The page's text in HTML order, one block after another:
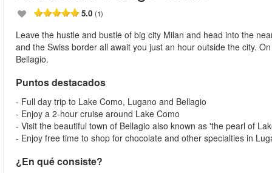
5.0 (1)
Leave the hustle and bustle of big city Milan and head into the
and the Swiss border all await you just an hour outside the city.
Bellagio.
Puntos destacados
- Full day trip to Lake Como, Lugano and Bellagio
- Enjoy a 2-hour cruise around Lake Como
- Visit the beautiful town of Bellagio also known as 'the pearl of
- Enjoy free time to shop for chocolate and other specialties in
¿En qué consiste?